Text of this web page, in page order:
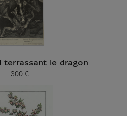
terrassant le dragon
Prix ​​actuel
300 €